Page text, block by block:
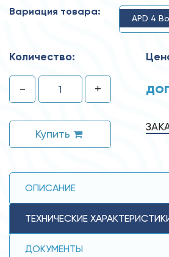
Вариация товара:
APD 4
Количество:
- +
Купить
ОПИСАНИЕ
ТЕХНИЧЕСКИЕ
ДОКУМЕНТЫ